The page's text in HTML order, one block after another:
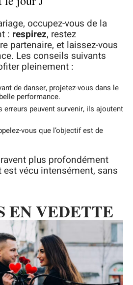
occupez-vous de la
: respirez, restez
partenaire, et laissez-vous
Les conseils suivants
pleinement :
de danser, projetez-vous dans le
performance.
erreurs peuvent survenir, ils ajoutent
vous que l’objectif est de
plus profondément
vécu intensément, sans
EN VEDETTE